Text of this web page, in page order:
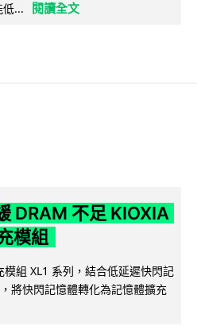
低...
閱讀全文
DRAM 不足 KIOXIA
模組
組 XL1 系列，結合低延遲快閃記
將快閃記憶體轉化為記憶體擴充